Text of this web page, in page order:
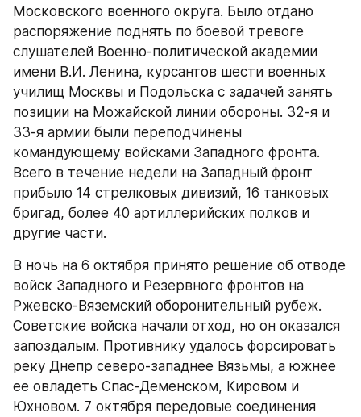
Московского военного округа. Было отдано
распоряжение поднять по боевой тревоге
слушателей Военно-политической академии
имени В.И. Ленина, курсантов шести военных
училищ Москвы и Подольска с задачей занять
позиции на Можайской линии обороны. 32-я и
33-я армии были переподчинены
командующему войсками Западного фронта.
Всего в течение недели на Западный фронт
прибыло 14 стрелковых дивизий, 16 танковых
бригад, более 40 артиллерийских полков и
другие части.
В ночь на 6 октября принято решение об отводе
войск Западного и Резервного фронтов на
Ржевско-Вяземский оборонительный рубеж.
Советские войска начали отход, но он оказался
запоздалым. Противнику удалось форсировать
реку Днепр северо-западнее Вязьмы, а южнее
ее овладеть Спас-Деменском, Кировом и
Юхновом. 7 октября передовые соединения